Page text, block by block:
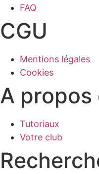
FAQ
CGU
Mentions légales
Cookies
A propos
Tutoriaux
Votre club